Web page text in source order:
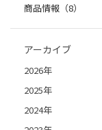
商品情報（8）
アーカイブ
2026年
2025年
2024年